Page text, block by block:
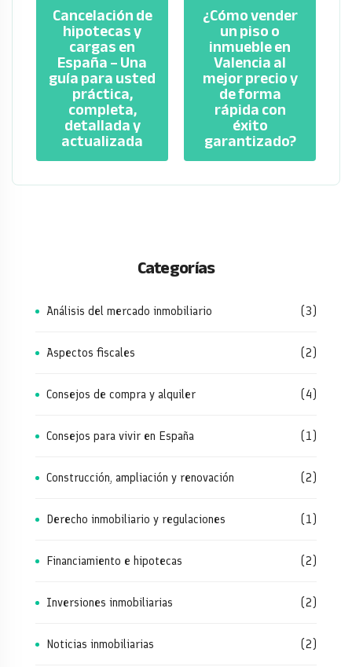
Cancelación de
hipotecas y
cargas en
España – Una
guía para usted
práctica,
completa,
detallada y
actualizada
¿Cómo vender
un piso o
inmueble en
Valencia al
mejor precio y
de forma
rápida con
éxito
garantizado?
Categorías
Análisis del mercado inmobiliario (3)
Aspectos fiscales (2)
Consejos de compra y alquiler (4)
Consejos para vivir en España (1)
Construcción, ampliación y renovación (2)
Derecho inmobiliario y regulaciones (1)
Financiamiento e hipotecas (2)
Inversiones inmobiliarias (2)
Noticias inmobiliarias (2)